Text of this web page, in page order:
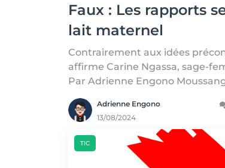
Faux : Les rapports
lait maternel
Contrairement aux idées
affirme Carine Ngassa, sage-
Par Adrienne Engono
Adrienne Engono
13/08/2024
TIC